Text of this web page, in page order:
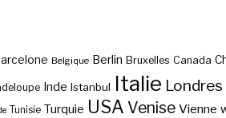
Belgique Berlin Bruxelles Canada
Inde Istanbul Italie Londres
Tunisie Turquie USA Venise Vienne